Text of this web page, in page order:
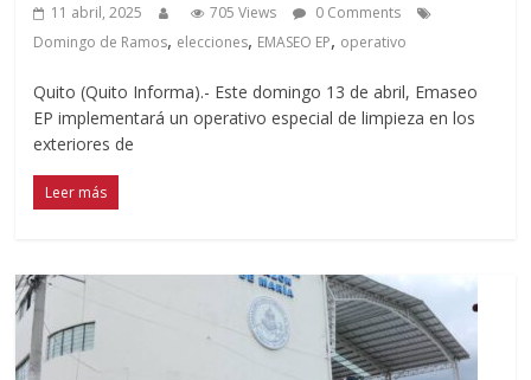
11 abril, 2025 705 Views
0 Comments
Domingo de Ramos, elecciones, EMASEO EP, operativo
Quito (Quito Informa).- Este domingo 13 de abril, Emaseo
EP implementará un operativo especial de limpieza en los
exteriores de
Leer más